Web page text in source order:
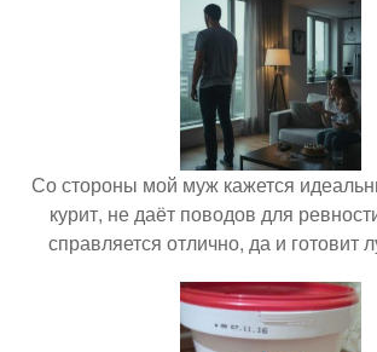
Со стороны мой муж кажется
курит, не даёт поводов для
справляется отлично, да и готовит